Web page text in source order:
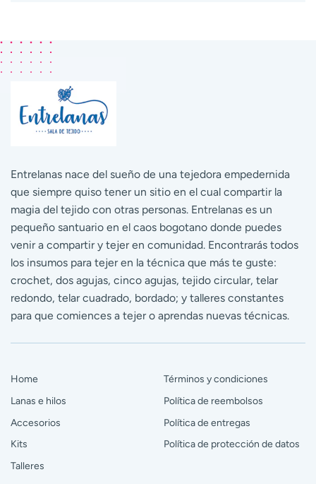
Entrelanas nace del sueño de una tejedora empedernida
que siempre quiso tener un sitio en el cual compartir la
magia del tejido con otras personas. Entrelanas es un
pequeño santuario en el caos bogotano donde puedes
venir a compartir y tejer en comunidad. Encontrarás todos
los insumos para tejer en la técnica que más te guste:
crochet, dos agujas, cinco agujas, tejido circular, telar
redondo, telar cuadrado, bordado; y talleres constantes
para que comiences a tejer o aprendas nuevas técnicas.
Home
Lanas e hilos
Accesorios
Kits
Talleres
Términos y condiciones
Política de reembolsos
Política de entregas
Política de protección de datos